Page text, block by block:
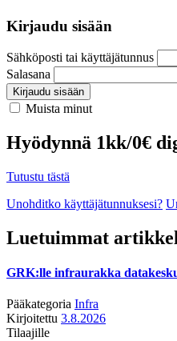
Kirjaudu sisään
Sähköposti tai käyttäjätunnus
Salasana
Kirjaudu sisään
Muista minut
Hyödynnä 1kk/0€
Tutustu tästä
Unohditko käyttäjätunnuksesi?
Luetuimmat
GRK:lle infraurakka
Pääkategoria Infra
Kirjoitettu 3.8.2026
Tilaajille